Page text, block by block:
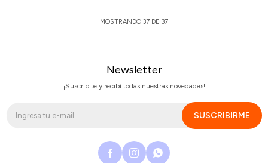
MOSTRANDO 37 DE 37
Newsletter
¡Suscribite y recibí todas nuestras novedades!
SUSCRIBIRME
  